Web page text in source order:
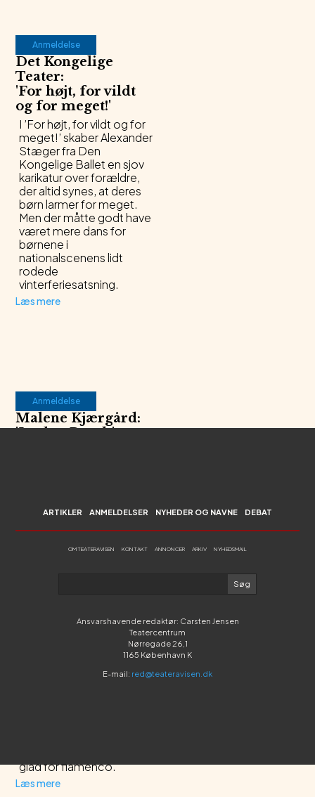
Anmeldelse
Det Kongelige
Teater:
'For højt, for vildt
og for meget!'
I ’For højt, for vildt og for
meget!’ skaber Alexander
Stæger fra Den
Kongelige Ballet en sjov
karikatur over forældre,
der altid synes, at deres
børn larmer for meget.
Men der måtte godt have
været mere dans for
børnene i
nationalscenens lidt
rodede
vinterferiesatsning.
Læs mere
Anmeldelse
Malene Kjærgård:
'Jorden Rundt'
end teater.
Læs mere
glad for flamenco.
Læs mere
ARTIKLER ANMELDELSER NYHEDER OG NAVNE DEBAT
OM TEATERAVISEN KONTAKT ANNONCER ARKIV NYHEDSMAIL
Ansvarshavende redaktør: Carsten Jensen
Teatercentrum
Nørregade 26,1
1165 København K
E-mail: red@teateravisen.dk